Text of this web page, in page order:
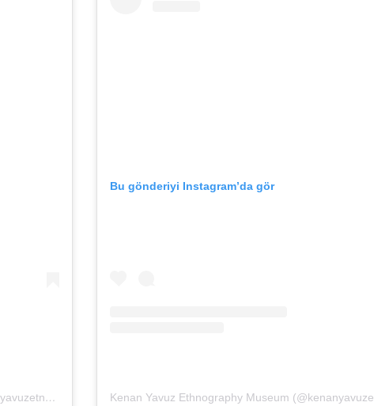
Kenan Yavuz Ethnography Museum (@kenanyavuzetnografya)’in paylaştığı bir gönderi
Bu gönderiyi Instagram’da gör